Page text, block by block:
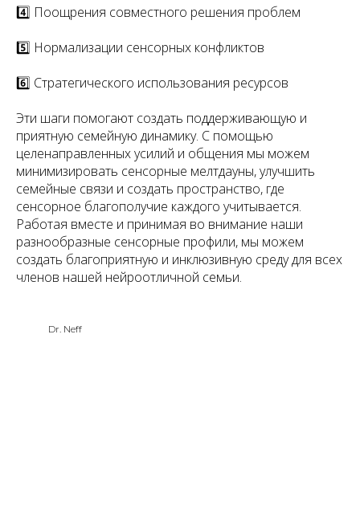
4️⃣ Поощрения совместного решения проблем
5️⃣ Нормализации сенсорных конфликтов
6️⃣ Стратегического использования ресурсов
Эти шаги помогают создать поддерживающую и
приятную семейную динамику. С помощью
целенаправленных усилий и общения мы можем
минимизировать сенсорные мелтдауны, улучшить
семейные связи и создать пространство, где
сенсорное благополучие каждого учитывается.
Работая вместе и принимая во внимание наши
разнообразные сенсорные профили, мы можем
создать благоприятную и инклюзивную среду для всех
членов нашей нейроотличной семьи.
Dr. Neff